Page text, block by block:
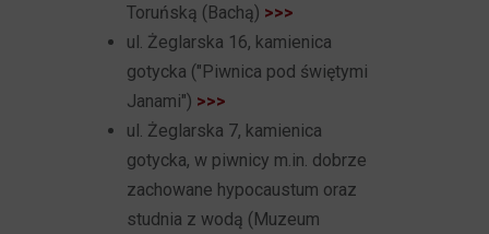
Toruńską (Bachą) >>>
ul. Żeglarska 16, kamienica
gotycka ("Piwnica pod świętymi
Janami") >>>
ul. Żeglarska 7, kamienica
gotycka, w piwnicy m.in. dobrze
zachowane hypocaustum oraz
studnia z wodą (Muzeum